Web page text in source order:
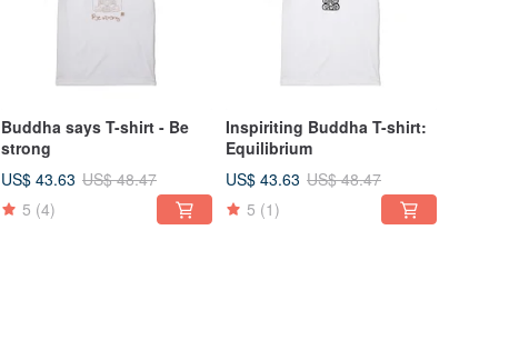
Buddha says T-shirt - Be
strong
US$ 43.63 US$ 48.47
5 (4)
Inspiriting Buddha T-shirt:
Equilibrium
US$ 43.63 US$ 48.47
5 (1)